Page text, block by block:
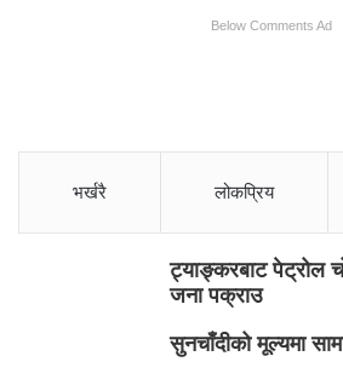
Below Comments Ad
भर्खरै लोकप्रिय
ट्याङ्करबाट पेट्रोल
जना पक्राउ
सुनचाँदीको मूल्यमा